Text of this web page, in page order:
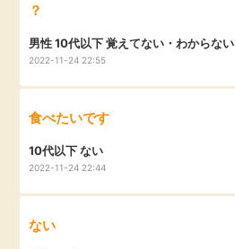
？
男性 10代以下 覚えてない・わからない
2022-11-24 22:55
食べたいです
10代以下 ない
2022-11-24 22:44
ない